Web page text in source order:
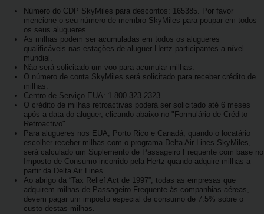
Overview
PT/PT
Ajuda
Carrinhas
Carros
Elétricos
Carros
Premium
Número do CDP SkyMiles para descontos: 165385. Por favor
mencione o seu número de membro SkyMiles para poupar em todos
os seus alugueres.
As milhas podem ser acumuladas em todos os alugueres
qualificáveis nas estações de aluguer Hertz participantes a nível
mundial.
Não será solicitado um voo para acumular milhas.
O número de conta SkyMiles será solicitado para receber crédito de
milhas.
Centro de Serviço EUA: 1-800-323-2323
O crédito de milhas retroactivas poderá ser solicitado até 6 meses
após a data do aluguer, clicando abaixo no "Formulário de Crédito
Retroactivo".
Para alugueres nos EUA, Porto Rico e Canadá, quando o locatário
escolher receber milhas com o programa Delta Air Lines SkyMiles,
será calculado um Suplemento de Passageiro Frequente com base no
Imposto de Consumo incorrido pela Hertz quando adquire milhas a
partir da Delta Air Lines.
Ao abrigo da “Tax Relief Act de 1997”, todas as empresas que
adquirem milhas de Passageiro Frequente às companhias aéreas,
devem pagar um imposto especial de consumo de 7.5% sobre o
custo destas milhas.